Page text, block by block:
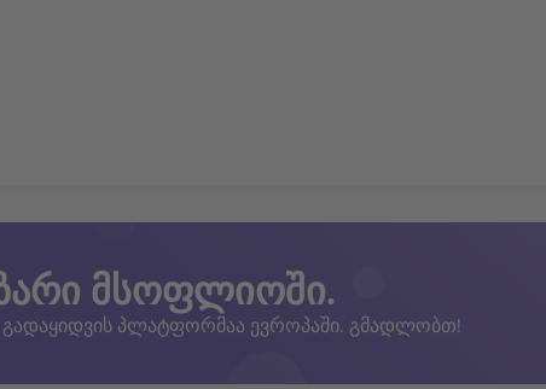
მსოფლიოში.
პლატფორმაა ევროპაში. გმადლობთ!